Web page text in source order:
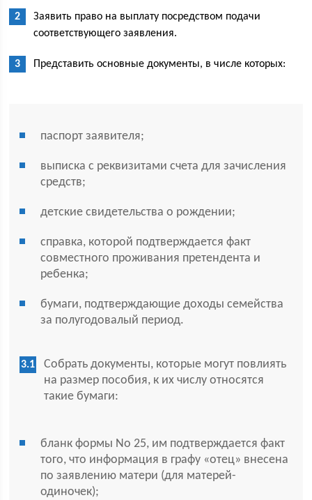
Заявить право на выплату посредством подачи
соответствующего заявления.
Представить основные документы, в числе которых:
паспорт заявителя;
выписка с реквизитами счета для зачисления
средств;
детские свидетельства о рождении;
справка, которой подтверждается факт
совместного проживания претендента и
ребенка;
бумаги, подтверждающие доходы семейства
за полугодовалый период.
Собрать документы, которые могут повлиять
на размер пособия, к их числу относятся
такие бумаги:
бланк формы No 25, им подтверждается факт
того, что информация в графу «отец» внесена
по заявлению матери (для матерей-
одиночек);